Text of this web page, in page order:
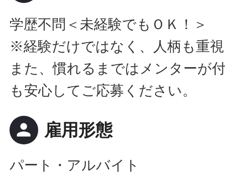
学歴不問＜未経験でもＯＫ！＞
※経験だけではなく、人柄も重
また、慣れるまではメンターが
も安心してご応募ください。
person 雇用形態
パート・アルバイト